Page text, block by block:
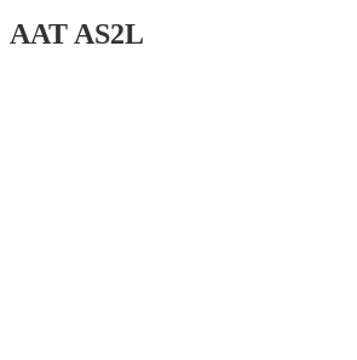
AAT AS2L